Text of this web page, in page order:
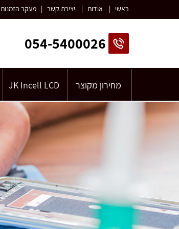
ראשי | אודות | יצירת קשר | מעקב הזמנות
054-5400026
מחירון מקוצר JK Incell LCD